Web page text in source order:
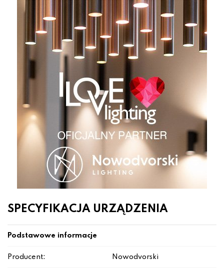
SPECYFIKACJA URZĄDZENIA
Podstawowe informacje
Producent: Nowodvorski